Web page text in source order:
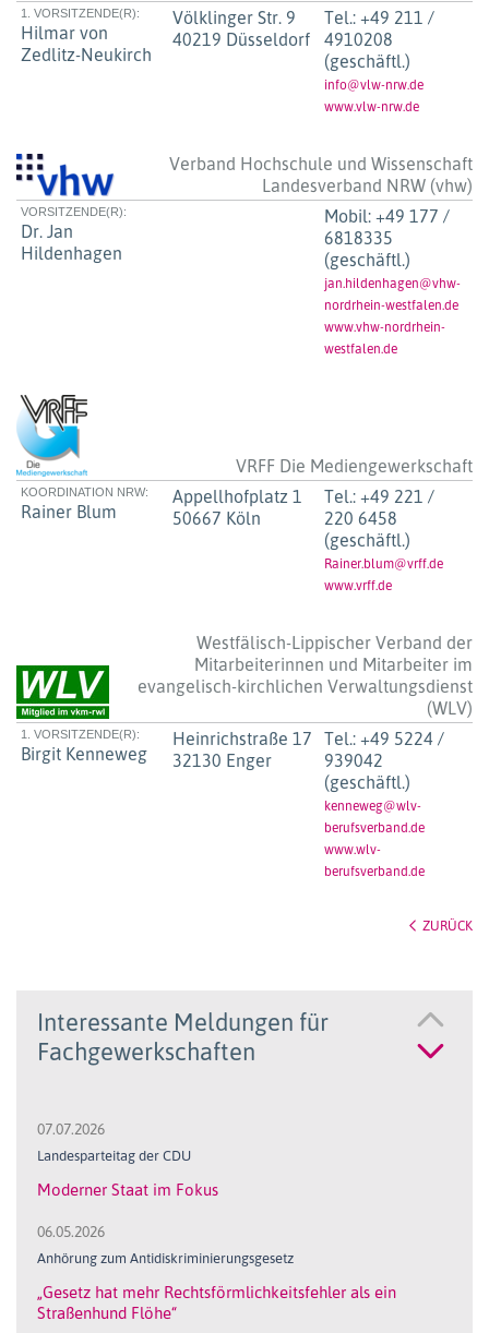
1. VORSITZENDE(R):
Hilmar von
Zedlitz-Neukirch
Völklinger Str. 9
40219 Düsseldorf
Tel.:+49 211 /
4910208
(geschäftl.)
info@vlw-nrw.de
www.vlw-nrw.de
Verband Hochschule und Wissenschaft
Landesverband NRW (vhw)
VORSITZENDE(R):
Dr. Jan
Hildenhagen
Mobil:+49 177 /
6818335
(geschäftl.)
jan.hildenhagen@vhw-
nordrhein-westfalen.de
www.vhw-nordrhein-
westfalen.de
VRFF Die Mediengewerkschaft
KOORDINATION NRW:
Rainer Blum
Appellhofplatz 1
50667 Köln
Tel.:+49 221 /
220 6458
(geschäftl.)
Rainer.blum@vrff.de
www.vrff.de
Westfälisch-Lippischer Verband der
Mitarbeiterinnen und Mitarbeiter im
evangelisch-kirchlichen Verwaltungsdienst
(WLV)
1. VORSITZENDE(R):
Birgit Kenneweg
Heinrichstraße 17
32130 Enger
Tel.:+49 5224 /
939042
(geschäftl.)
kenneweg@wlv-
berufsverband.de
www.wlv-
berufsverband.de
ZURÜCK
Interessante Meldungen für
Fachgewerkschaften
07.07.2026
Landesparteitag der CDU
Moderner Staat im Fokus
06.05.2026
Anhörung zum Antidiskriminierungsgesetz
„Gesetz hat mehr Rechtsförmlichkeitsfehler als ein
Straßenhund Flöhe“